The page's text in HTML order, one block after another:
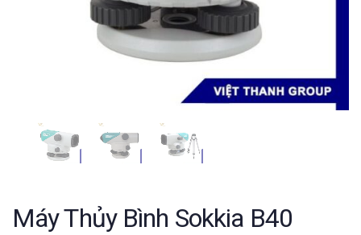
Máy Thủy Bình Sokkia B40